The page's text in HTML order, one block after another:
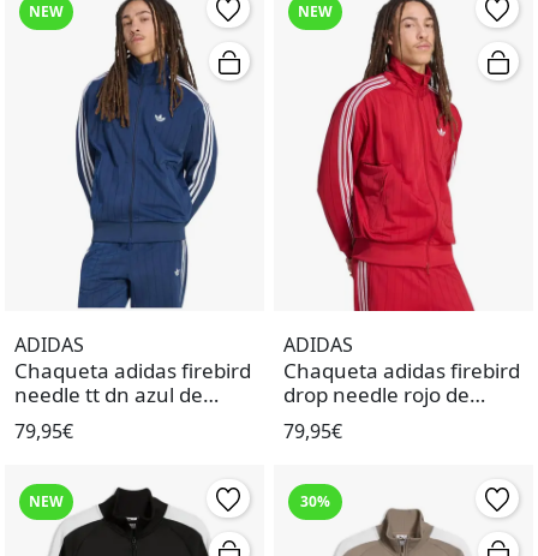
NEW
ADIDAS
Chaqueta adidas firebird
needle tt dn azul de
hombre.
79,95€
NEW
ADIDAS
Chaqueta adidas firebird
drop needle rojo de
hombre.
79,95€
NEW 30%